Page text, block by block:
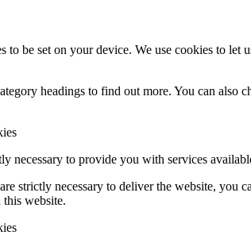
to be set on your device. We use cookies to
headings to find out more. You can also
necessary to provide you with services
strictly necessary to deliver the website,
website.